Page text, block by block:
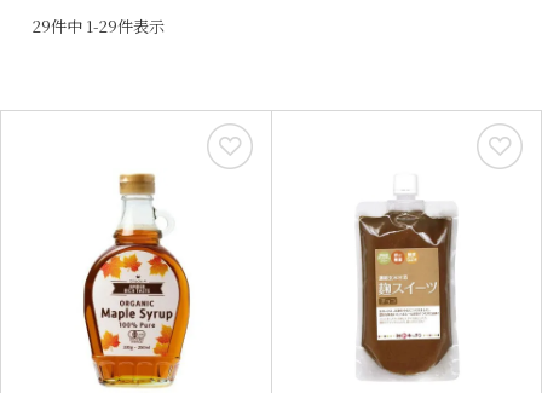
29件中 1-29件表示